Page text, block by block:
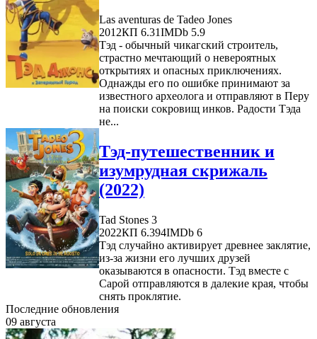
Las aventuras de Tadeo Jones
2012КП 6.31IMDb 5.9
Тэд - обычный чикагский строитель,
страстно мечтающий о невероятных
открытиях и опасных приключениях.
Однажды его по ошибке принимают за
известного археолога и отправляют в Перу
на поиски сокровищ инков. Радости Тэда
не...
Тэд-путешественник и
изумрудная скрижаль
(2022)
Tad Stones 3
2022КП 6.394IMDb 6
Тэд случайно активирует древнее заклятие,
из-за жизни его лучших друзей
оказываются в опасности. Тэд вместе с
Сарой отправляются в далекие края, чтобы
снять проклятие.
Последние обновления
09 августа